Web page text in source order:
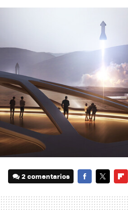
2 comentarios